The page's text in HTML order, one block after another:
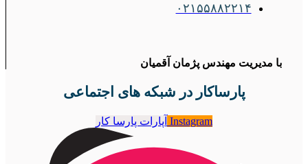
۰۲۱۵۵۸۸۲۲۱۴
با مدیریت مهندس پژمان آقمیان
پارساکار در شبکه های اجتماعی
Instagram آپارات پارسا کار